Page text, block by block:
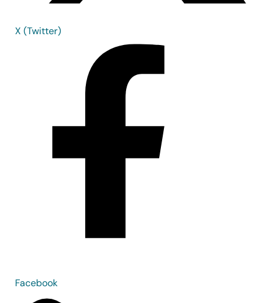
X (Twitter)
Facebook